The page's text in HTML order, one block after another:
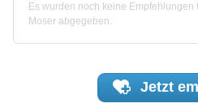
Es wurden noch keine Empfehlungen
Moser abgegeben.
Jetzt